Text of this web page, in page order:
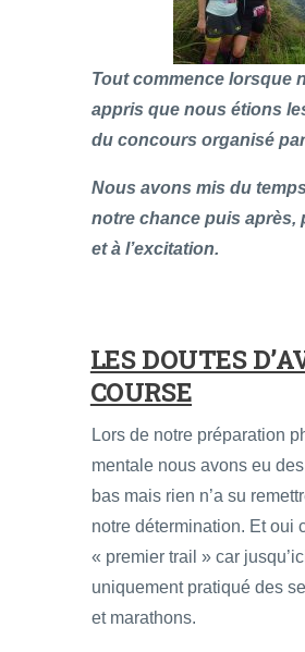
Tout commence lorsque
appris que nous étions
du concours organisé
Nous avons mis du
notre chance puis après,
et à l’excitation.
LES DOUTES
COURSE
Lors de notre préparation
mentale nous avons eu
bas mais rien n’a su
notre détermination. Et oui
« premier trail » car
uniquement pratiqué des
et marathons.